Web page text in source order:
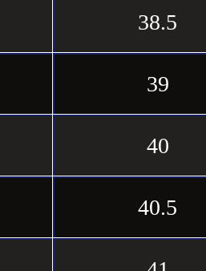
38.5
39
40
40.5